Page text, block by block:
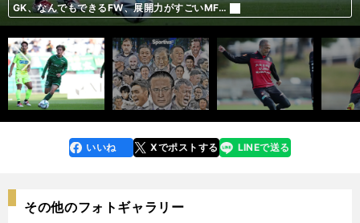
激をもらう」
ら起こった心境の変化、移籍を決めた理由
増、3Pが減った理由を聞いてみた
ても「サッカーを盛り上げたい」
タ・ジャパン」を夢見て
中村憲剛の魂を受け継ぐ男
好転材料が複数ある
２頭をピックアップ
人気薄で一発狙い
激走の気配
命は？
GK、なんでもできるFW、展開力がすごいMF…
どころを紹介
前へ
faceboo
k
いいね Xでポストする
line LINEで送る
その他のフォトギャラリー